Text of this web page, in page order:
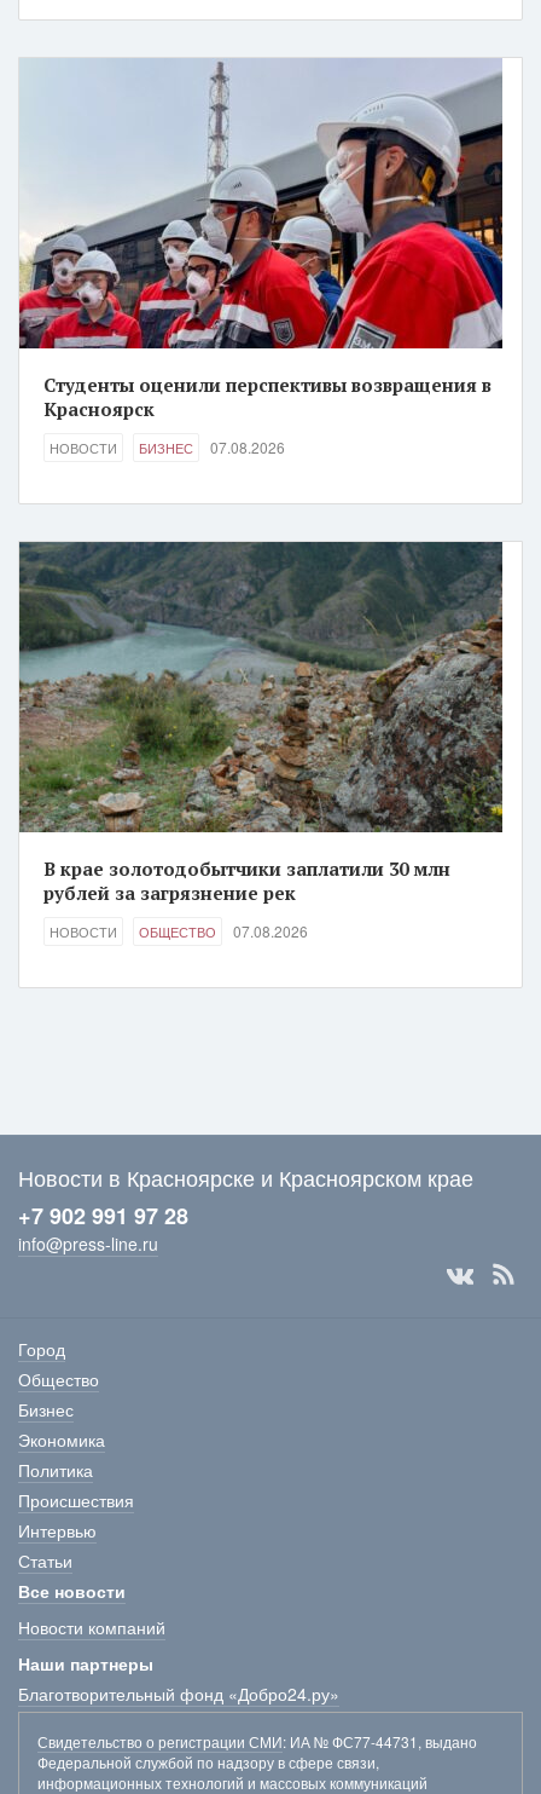
Студенты оценили перспективы возвращения в
Красноярск
НОВОСТИ БИЗНЕС 07.08.2026
В крае золотодобытчики заплатили 30 млн
рублей за загрязнение рек
НОВОСТИ ОБЩЕСТВО 07.08.2026
Новости в Красноярске и Красноярском крае
+7 902 991 97 28
info@press-line.ru
Город
Общество
Бизнес
Экономика
Политика
Происшествия
Интервью
Статьи
Все новости
Новости компаний
Наши партнеры
Благотворительный фонд «Добро24.ру»
Свидетельство о регистрации СМИ: ИА № ФС77-44731, выдано
Федеральной службой по надзору в сфере связи,
информационных технологий и массовых коммуникаций